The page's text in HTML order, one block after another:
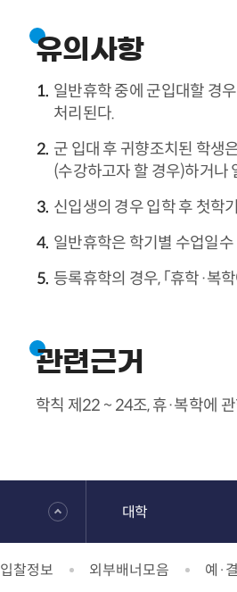
유의사항
일반휴학 중에 군입대할 경
처리된다.
군 입대 후 귀향조치된 학생
(수강하고자 할 경우)하거나
신입생의 경우 입학 후 첫학
일반휴학은 학기별 수업일
등록휴학의 경우, 「휴학·복
관련근거
학칙 제22 ~ 24조, 휴·복학에
입찰정보 외부배너모음 예·
대학